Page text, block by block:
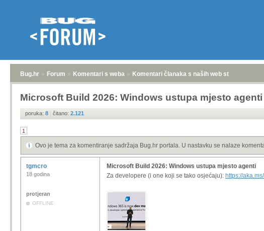
Bug.hr » Forum » Komentari s weba » Komentari članaka s naših web stranica
Microsoft Build 2026: Windows ustupa mjesto agenti
poruka: 8 | čitano: 2.121
1
Ovo je tema za komentiranje sadržaja Bug.hr portala. U nastavku se nalaze
tgmcro
18 godina
protjeran
OFFLINE
Microsoft Build 2026: Windows ustupa mjesto agenti
Za developere (i one koji se tako osjećaju): https://